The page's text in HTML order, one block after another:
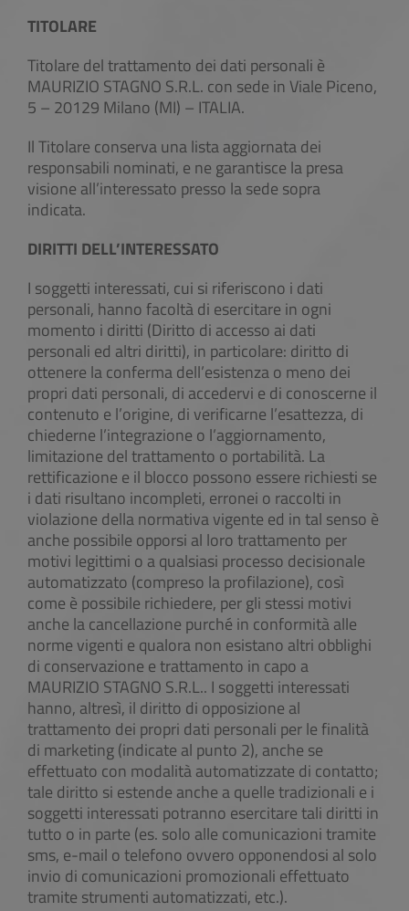
TITOLARE
Titolare del trattamento dei dati personali è
MAURIZIO STAGNO S.R.L. con sede in Viale Piceno,
5 – 20129 Milano (MI) – ITALIA.
Il Titolare conserva una lista aggiornata dei
responsabili nominati, e ne garantisce la presa
visione all’interessato presso la sede sopra
indicata.
DIRITTI DELL’INTERESSATO
I soggetti interessati, cui si riferiscono i dati
personali, hanno facoltà di esercitare in ogni
momento i diritti (Diritto di accesso ai dati
personali ed altri diritti), in particolare: diritto di
ottenere la conferma dell’esistenza o meno dei
propri dati personali, di accedervi e di conoscerne il
contenuto e l’origine, di verificarne l’esattezza, di
chiederne l’integrazione o l’aggiornamento,
limitazione del trattamento o portabilità. La
rettificazione e il blocco possono essere richiesti se
i dati risultano incompleti, erronei o raccolti in
violazione della normativa vigente ed in tal senso è
anche possibile opporsi al loro trattamento per
motivi legittimi o a qualsiasi processo decisionale
automatizzato (compreso la profilazione), così
come è possibile richiedere, per gli stessi motivi
anche la cancellazione purché in conformità alle
norme vigenti e qualora non esistano altri obblighi
di conservazione e trattamento in capo a
MAURIZIO STAGNO S.R.L.. I soggetti interessati
hanno, altresì, il diritto di opposizione al
trattamento dei propri dati personali per le finalità
di marketing (indicate al punto 2), anche se
effettuato con modalità automatizzate di contatto;
tale diritto si estende anche a quelle tradizionali e i
soggetti interessati potranno esercitare tali diritti in
tutto o in parte (es. solo alle comunicazioni tramite
sms, e-mail o telefono ovvero opponendosi al solo
invio di comunicazioni promozionali effettuato
tramite strumenti automatizzati, etc.).